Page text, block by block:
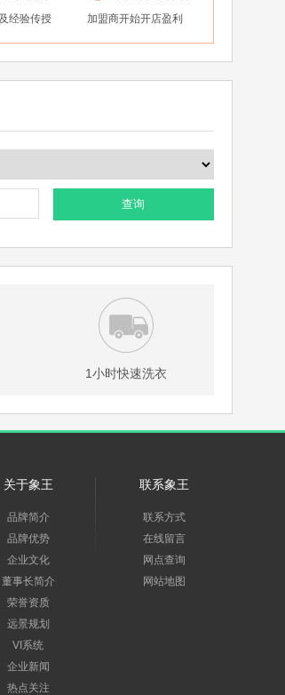
经验传授 加盟商开始开店盈利
查询
1小时快速洗衣
关于象王
品牌简介
品牌优势
企业文化
董事长简介
荣誉资质
远景规划
VI系统
企业新闻
热点关注
联系象王
联系方式
在线留言
网点查询
网站地图